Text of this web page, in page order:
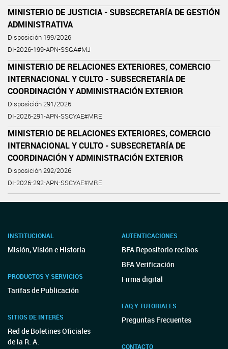
MINISTERIO DE JUSTICIA - SUBSECRETARÍA DE GESTIÓN
ADMINISTRATIVA
Disposición 199/2026
DI-2026-199-APN-SSGA#MJ
MINISTERIO DE RELACIONES EXTERIORES, COMERCIO
INTERNACIONAL Y CULTO - SUBSECRETARÍA DE
COORDINACIÓN Y ADMINISTRACIÓN EXTERIOR
Disposición 291/2026
DI-2026-291-APN-SSCYAE#MRE
MINISTERIO DE RELACIONES EXTERIORES, COMERCIO
INTERNACIONAL Y CULTO - SUBSECRETARÍA DE
COORDINACIÓN Y ADMINISTRACIÓN EXTERIOR
Disposición 292/2026
DI-2026-292-APN-SSCYAE#MRE
INSTITUCIONAL
Misión, Visión e Historia
PRODUCTOS Y SERVICIOS
Tarifas de Publicación
SITIOS DE INTERÉS
Red de Boletines Oficiales
de la R. A.
AUTENTICACIONES
BFA Repositorio recibos
BFA Verificación
Firma digital
FAQ Y TUTORIALES
Preguntas Frecuentes
CONTACTO